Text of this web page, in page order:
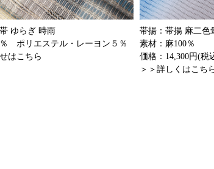
ゆらぎ 時雨
ポリエステル・レーヨン５％
はこちら
帯揚：帯揚 麻二色
素材：麻100％
価格：14,300円(税
＞＞詳しくはこち